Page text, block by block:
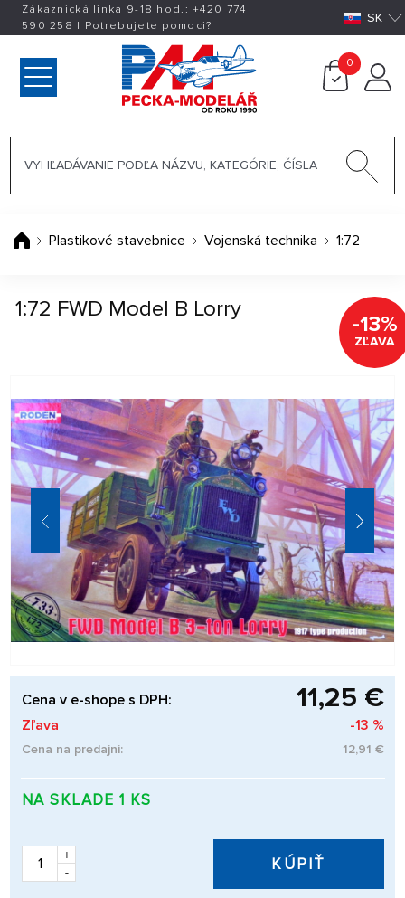
Zákaznická linka 9-18 hod.:+420 774
590 258 | Potrebujete pomoci? SK
0
Plastikové stavebnice Vojenská technika 1:72
1:72 FWD Model B Lorry
-13%
ZĽAVA
Cena v e-shope s DPH: 11,25 €
Zľava -13 %
Cena na predajni: 12,91 €
NA SKLADE 1 KS
+
-
KÚPIŤ